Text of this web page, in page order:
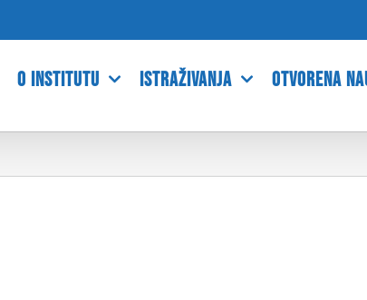
O INSTITUTU ISTRAŽIVANJA OTVORENA